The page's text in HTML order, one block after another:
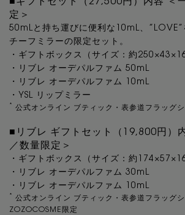
定＞
50mLと持ち運びに便利な10mL、”LOVE”
チーフミラーの限定セット。
・ギフトボックス（サイズ：約
・リブレ オーデパルファム 50mL
・リブレ オーデパルファム 10mL
・YSL リップミラー
* 公式オンライン ブティック・表参道フラッグ
■リブレ ギフトセット（19,800円）
／​数量限定＞
・ギフトボックス（サイズ：約
・リブレ オーデパルファム 30mL
・リブレ オーデパルファム 10mL
*
公式オンライン ブティック・表参道フラッグシ
ZOZOCOSME限定